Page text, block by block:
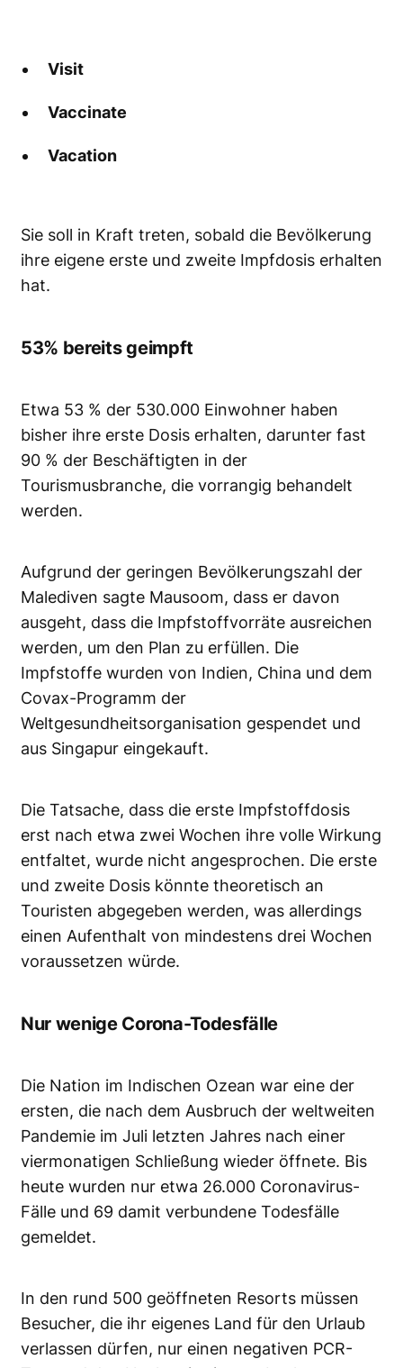
Visit
Vaccinate
Vacation
Sie soll in Kraft treten, sobald die Bevölkerung
ihre eigene erste und zweite Impfdosis erhalten
hat.
53% bereits geimpft
Etwa 53 % der 530.000 Einwohner haben
bisher ihre erste Dosis erhalten, darunter fast
90 % der Beschäftigten in der
Tourismusbranche, die vorrangig behandelt
werden.
Aufgrund der geringen Bevölkerungszahl der
Malediven sagte Mausoom, dass er davon
ausgeht, dass die Impfstoffvorräte ausreichen
werden, um den Plan zu erfüllen. Die
Impfstoffe wurden von Indien, China und dem
Covax-Programm der
Weltgesundheitsorganisation gespendet und
aus Singapur eingekauft.
Die Tatsache, dass die erste Impfstoffdosis
erst nach etwa zwei Wochen ihre volle Wirkung
entfaltet, wurde nicht angesprochen. Die erste
und zweite Dosis könnte theoretisch an
Touristen abgegeben werden, was allerdings
einen Aufenthalt von mindestens drei Wochen
voraussetzen würde.
Nur wenige Corona-Todesfälle
Die Nation im Indischen Ozean war eine der
ersten, die nach dem Ausbruch der weltweiten
Pandemie im Juli letzten Jahres nach einer
viermonatigen Schließung wieder öffnete. Bis
heute wurden nur etwa 26.000 Coronavirus-
Fälle und 69 damit verbundene Todesfälle
gemeldet.
In den rund 500 geöffneten Resorts müssen
Besucher, die ihr eigenes Land für den Urlaub
verlassen dürfen, nur einen negativen PCR-